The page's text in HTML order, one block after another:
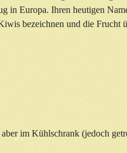
Europa. Ihren heutigen
bezeichnen und die Frucht
im Kühlschrank (jedoch